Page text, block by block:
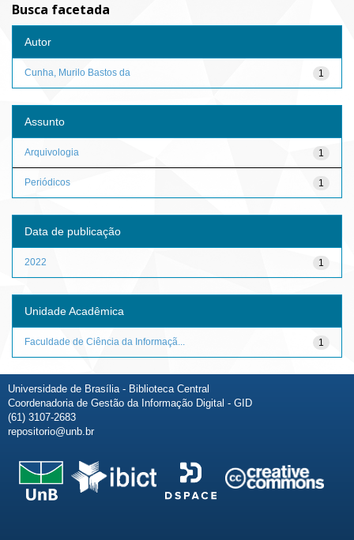
Busca facetada
Autor
1
Cunha, Murilo Bastos da
Assunto
1
Arquivologia
1
Periódicos
Data de publicação
1
2022
Unidade Acadêmica
1
Faculdade de Ciência da Informaçã...
Universidade de Brasília - Biblioteca Central
Coordenadoria de Gestão da Informação Digital - GID
(61) 3107-2683
repositorio@unb.br